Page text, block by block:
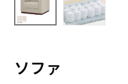
ソファ